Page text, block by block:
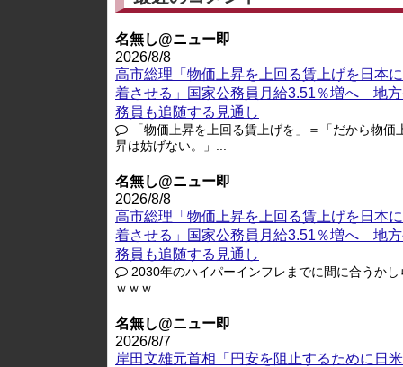
名無し@ニュー即
2026/8/8
高市総理「物価上昇を上回る賃上げを日本
着させる」国家公務員月給3.51％増へ 地
務員も追随する見通し
「物価上昇を上回る賃上げを」＝「だから物価
昇は妨げない。」...
名無し@ニュー即
2026/8/8
高市総理「物価上昇を上回る賃上げを日本
着させる」国家公務員月給3.51％増へ 地
務員も追随する見通し
2030年のハイパーインフレまでに間に合うかし
ｗｗｗ
名無し@ニュー即
2026/8/7
岸田文雄元首相「円安を阻止するために日